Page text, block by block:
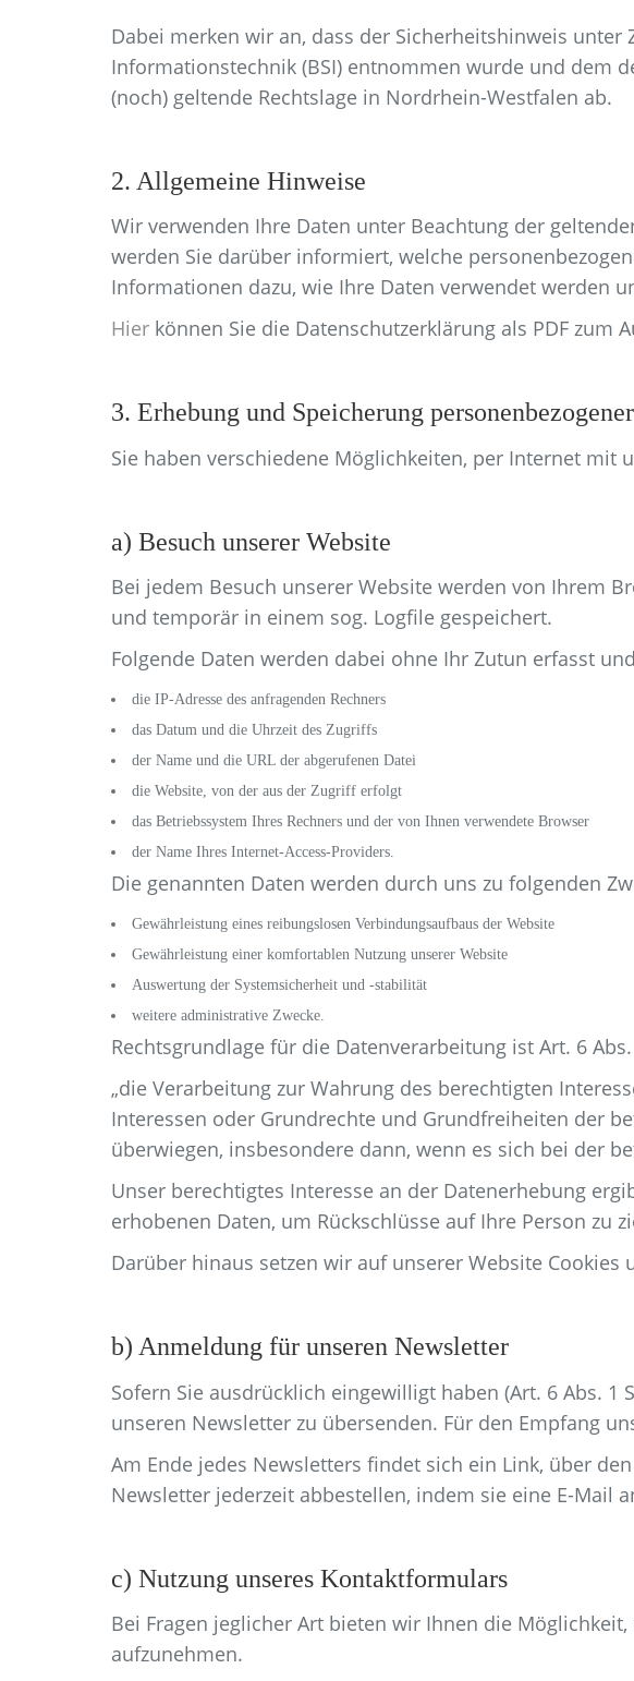
Dabei merken wir an, dass der Sicherheitshinweis
Informationstechnik (BSI) entnommen wurde und dem
(noch) geltende Rechtslage in Nordrhein-Westfalen ab.
2. Allgemeine Hinweise
Wir verwenden Ihre Daten unter Beachtung der
werden Sie darüber informiert, welche
Informationen dazu, wie Ihre Daten verwendet werden
Hier können Sie die Datenschutzerklärung als PDF zum
3. Erhebung und Speicherung
Sie haben verschiedene Möglichkeiten, per Internet mit
a) Besuch unserer Website
Bei jedem Besuch unserer Website werden von Ihrem
und temporär in einem sog. Logfile gespeichert.
Folgende Daten werden dabei ohne Ihr Zutun erfasst
die IP-Adresse des anfragenden Rechners
das Datum und die Uhrzeit des Zugriffs
der Name und die URL der abgerufenen Datei
die Website, von der aus der Zugriff erfolgt
das Betriebssystem Ihres Rechners und der von Ihnen verwendete Browser
der Name Ihres Internet-Access-Providers.
Die genannten Daten werden durch uns zu folgenden
Gewährleistung eines reibungslosen Verbindungsaufbaus der Website
Gewährleistung einer komfortablen Nutzung unserer Website
Auswertung der Systemsicherheit und -stabilität
weitere administrative Zwecke.
Rechtsgrundlage für die Datenverarbeitung ist Art. 6
„die Verarbeitung zur Wahrung des berechtigten
Interessen oder Grundrechte und Grundfreiheiten der
überwiegen, insbesondere dann, wenn es sich bei der
Unser berechtigtes Interesse an der Datenerhebung
erhobenen Daten, um Rückschlüsse auf Ihre Person zu
Darüber hinaus setzen wir auf unserer Website
b) Anmeldung für unseren Newsletter
Sofern Sie ausdrücklich eingewilligt haben (Art. 6 Abs. 1
unseren Newsletter zu übersenden. Für den Empfang
Am Ende jedes Newsletters findet sich ein Link, über
Newsletter jederzeit abbestellen, indem sie eine E-Mail
c) Nutzung unseres Kontaktformulars
Bei Fragen jeglicher Art bieten wir Ihnen die
aufzunehmen.